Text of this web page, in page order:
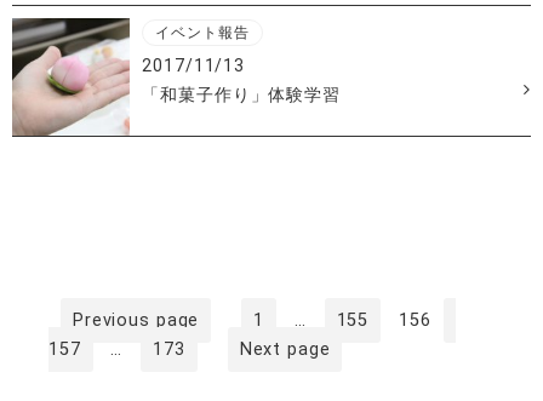
イベント報告
2017/11/13
「和菓子作り」体験学習
Previous page Page
1 … Page
155 Page
156
157
… Page
173 Next page